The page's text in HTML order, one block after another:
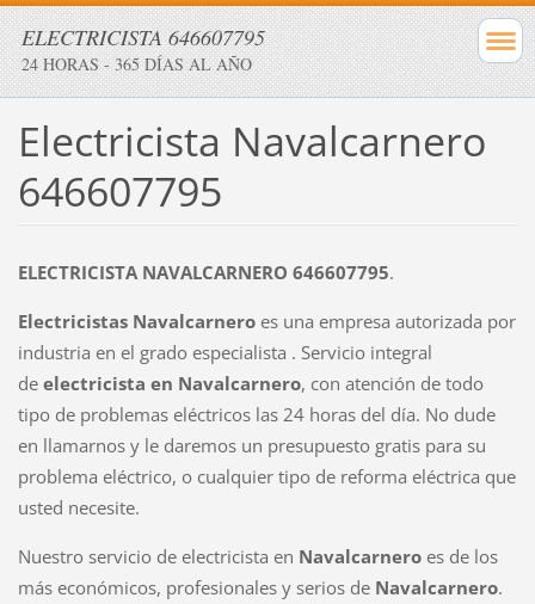
ELECTRICISTA 646607795
24 HORAS - 365 DÍAS AL AÑO
Electricista Navalcarnero
646607795
ELECTRICISTA NAVALCARNERO 646607795.
Electricistas Navalcarnero es una empresa autorizada por
industria en el grado especialista . Servicio integral
de electricista en Navalcarnero, con atención de todo
tipo de problemas eléctricos las 24 horas del día. No dude
en llamarnos y le daremos un presupuesto gratis para su
problema eléctrico, o cualquier tipo de reforma eléctrica que
usted necesite.
Nuestro servicio de electricista en Navalcarnero es de los
más económicos, profesionales y serios de Navalcarnero.